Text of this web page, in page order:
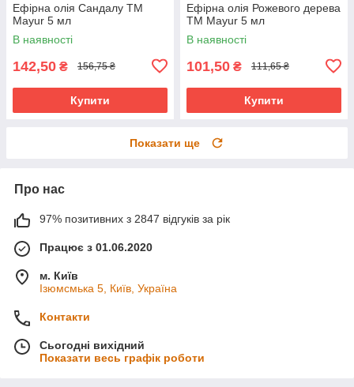
Ефірна олія Сандалу TM
Mayur 5 мл
В наявності
142,50 ₴ 156,75 ₴
Купити
Ефірна олія Рожевого дерева
TM Mayur 5 мл
В наявності
101,50 ₴ 111,65 ₴
Купити
Показати ще
Про нас
97% позитивних з 2847 відгуків за рік
Працює з 01.06.2020
м. Київ
Ізюмсмька 5, Київ, Україна
Контакти
Сьогодні вихідний
Показати весь графік роботи